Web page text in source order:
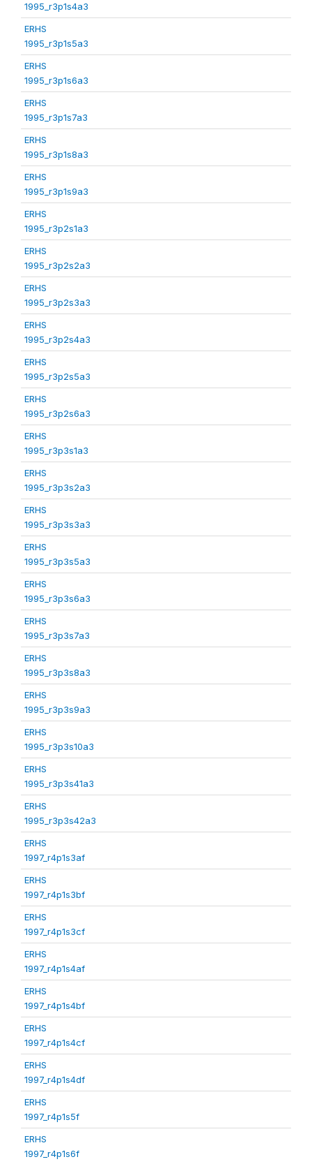
1995_r3p1s4a3
ERHS
1995_r3p1s5a3
ERHS
1995_r3p1s6a3
ERHS
1995_r3p1s7a3
ERHS
1995_r3p1s8a3
ERHS
1995_r3p1s9a3
ERHS
1995_r3p2s1a3
ERHS
1995_r3p2s2a3
ERHS
1995_r3p2s3a3
ERHS
1995_r3p2s4a3
ERHS
1995_r3p2s5a3
ERHS
1995_r3p2s6a3
ERHS
1995_r3p3s1a3
ERHS
1995_r3p3s2a3
ERHS
1995_r3p3s3a3
ERHS
1995_r3p3s5a3
ERHS
1995_r3p3s6a3
ERHS
1995_r3p3s7a3
ERHS
1995_r3p3s8a3
ERHS
1995_r3p3s9a3
ERHS
1995_r3p3s10a3
ERHS
1995_r3p3s41a3
ERHS
1995_r3p3s42a3
ERHS
1997_r4p1s3af
ERHS
1997_r4p1s3bf
ERHS
1997_r4p1s3cf
ERHS
1997_r4p1s4af
ERHS
1997_r4p1s4bf
ERHS
1997_r4p1s4cf
ERHS
1997_r4p1s4df
ERHS
1997_r4p1s5f
ERHS
1997_r4p1s6f